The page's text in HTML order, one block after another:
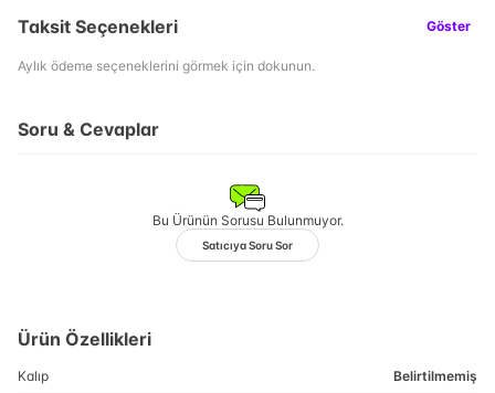
Taksit Seçenekleri Göster
Aylık ödeme seçeneklerini görmek için dokunun.
Soru & Cevaplar
Bu Ürünün Sorusu Bulunmuyor.
Satıcıya Soru Sor
Ürün Özellikleri
Kalıp Belirtilmemiş